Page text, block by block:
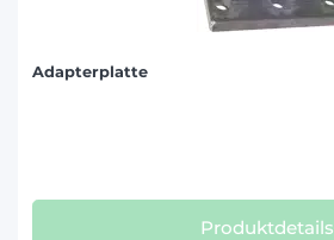
Adapterplatte
Produktdetails